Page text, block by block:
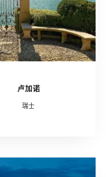
卢加诺
瑞士